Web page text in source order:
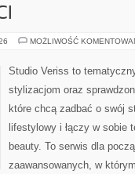
MOŻLIWOŚĆ
Studio Veriss to
stylizacjom oraz
które chcą zadbać o swój
lifestylowy i łączy w sobie
beauty. To serwis dla
zaawansowanych, w